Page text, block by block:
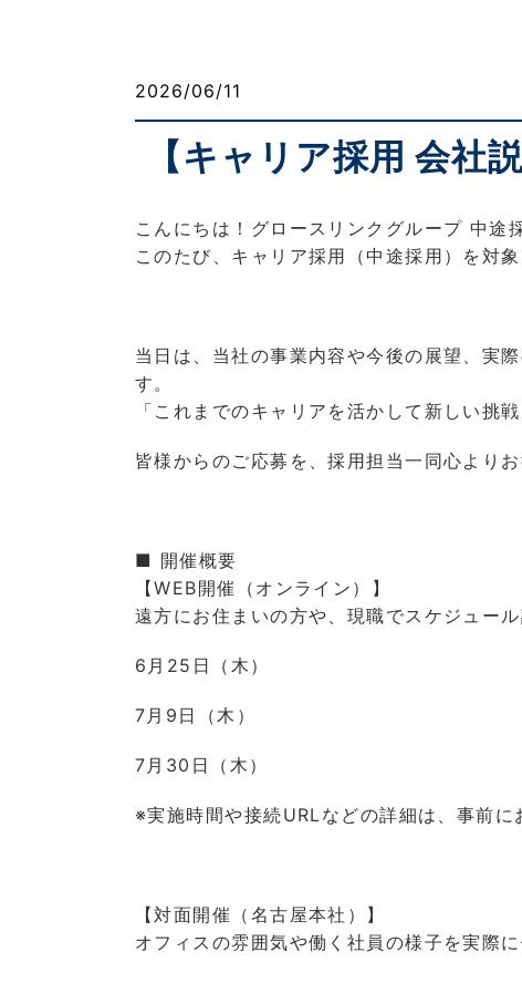
2026/06/11
【キャリア採用 会社
こんにちは！グロースリンクグループ 中途
このたび、キャリア採用（中途採用）を対
当日は、当社の事業内容や今後の展望、実
す。
「これまでのキャリアを活かして新しい挑
皆様からのご応募を、採用担当一同心よりお
■ 開催概要
【WEB開催（オンライン）】
遠方にお住まいの方や、現職でスケジュー
6月25日（木）
7月9日（木）
7月30日（木）
※実施時間や接続URLなどの詳細は、事前に
【対面開催（名古屋本社）】
オフィスの雰囲気や働く社員の様子を実際